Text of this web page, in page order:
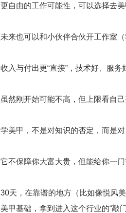
更自由的工作可能性，可以选择去
未来也可以和小伙伴合伙开工作室
收入与付出更“直接”，技术好、服
虽然刚开始可能不高，但上限看自己
学美甲，不是对知识的否定，而是
它不保障你大富大贵，但能给你一
30天，在靠谱的地方（比如像悦风
美甲基础，拿到进入这个行业的“敲门